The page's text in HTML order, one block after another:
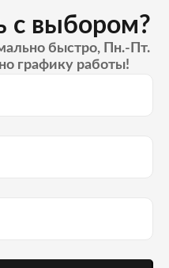
с выбором?
быстро, Пн.-Пт.
графику работы!